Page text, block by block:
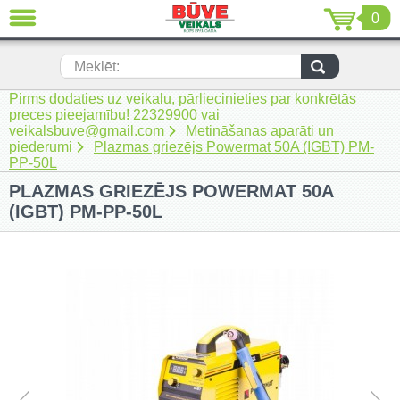
0
Meklēt:
Pirms dodaties uz veikalu, pārliecinieties par konkrētās
preces pieejamību! 22329900 vai
veikalsbuve@gmail.com
Metināšanas aparāti un
piederumi
Plazmas griezējs Powermat 50A (IGBT) PM-
PP-50L
PLAZMAS GRIEZĒJS POWERMAT 50A
(IGBT) PM-PP-50L
AIZVĒRT
Jaunumi (230)
Akumulatora instrumenti (206)
Akumulatoru lādētāji un piederumi
(116)
Auto ķīmija un piederumi kopšanai
(22)
Rokas elektroinstrumenti (2)